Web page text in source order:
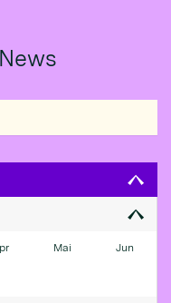
Mai Jun